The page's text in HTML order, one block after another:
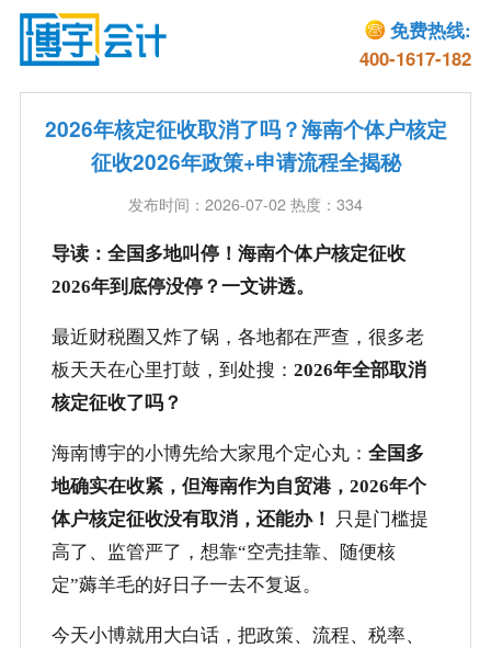
免费热线:
400-1617-182
2026年核定征收取消了吗？海南个体户核定
征收2026年政策+申请流程全揭秘
发布时间：2026-07-02 热度：334
导读：全国多地叫停！海南个体户核定征收
2026年到底停没停？一文讲透。
最近财税圈又炸了锅，各地都在严查，很多老
板天天在心里打鼓，到处搜： 2026年全部取消
核定征收了吗？
海南博宇的小博先给大家甩个定心丸： 全国多
地确实在收紧，但海南作为自贸港，2026年个
体户核定征收没有取消，还能办！
只是门槛提
高了、监管严了，想靠“空壳挂靠、随便核
定”薅羊毛的好日子一去不复返。
今天小博就用大白话，把政策、流程、税率、